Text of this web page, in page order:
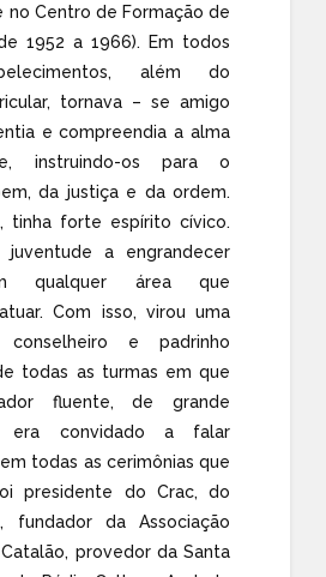
no Centro de Formação de
1952 a 1966). Em todos
além do
tornava – se amigo
e compreendia a alma
instruindo-os para o
da justiça e da ordem.
tinha forte espírito cívico.
juventude a engrandecer
qualquer área que
Com isso, virou uma
e padrinho
todas as turmas em que
fluente, de grande
era convidado a falar
todas as cerimônias que
presidente do Crac, do
fundador da Associação
provedor da Santa